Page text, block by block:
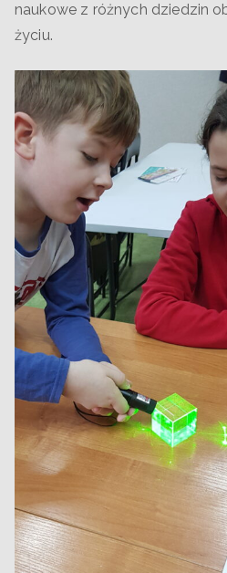
naukowe z różnych dziedzin
życiu.